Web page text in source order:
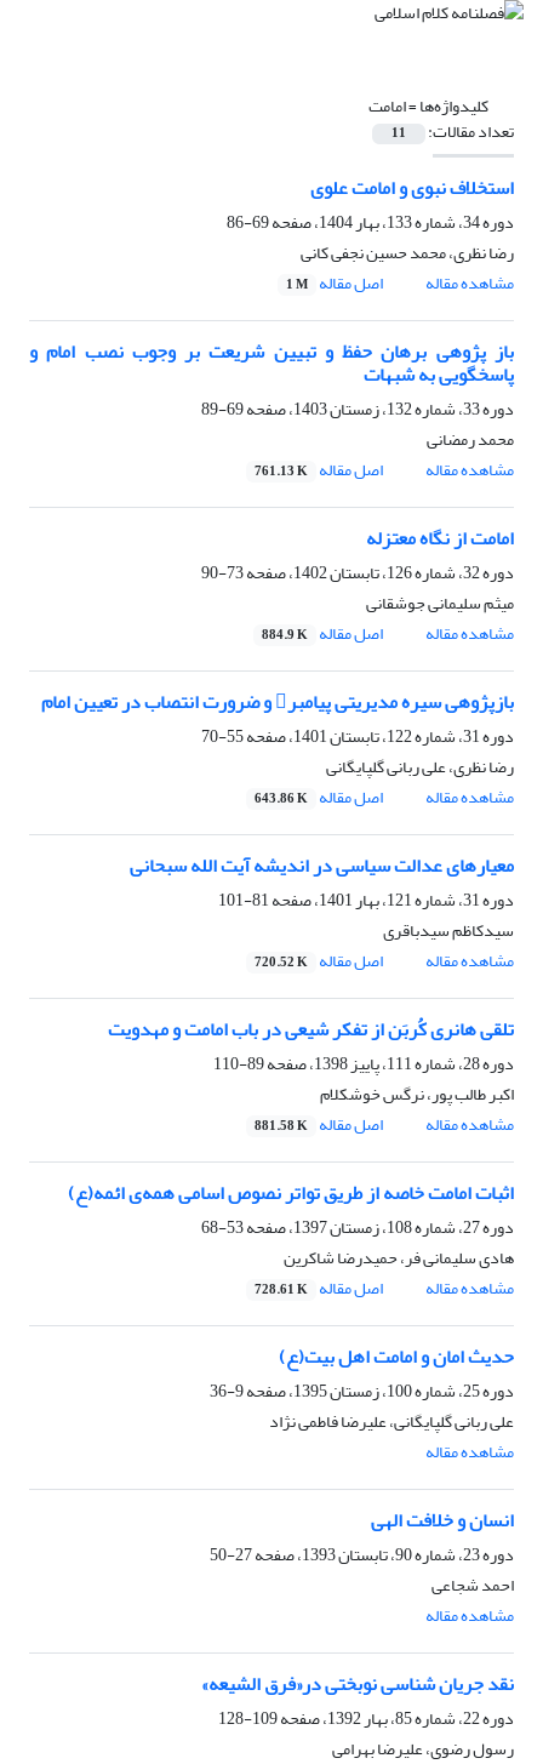
کلیدواژه‌ها =امامت
تعداد مقالات: 11
استخلاف نبوی و امامت علوی
دوره 34، شماره 133، بهار 1404، صفحه
69-86
رضا نظری، محمد حسین نجفی کانی
مشاهده مقاله
اصل مقاله 1 M
باز پژوهی برهان حفظ و تبیین شریعت بر وجوب نصب امام و
پاسخگویی به شبهات
دوره 33، شماره 132، زمستان 1403، صفحه
69-89
محمد رمضانی
مشاهده مقاله
اصل مقاله 761.13 K
امامت از نگاه معتزله
دوره 32، شماره 126، تابستان 1402، صفحه
73-90
میثم سلیمانی جوشقانی
مشاهده مقاله
اصل مقاله 884.9 K
بازپژوهی سیره مدیریتی پیامبر و ضرورت انتصاب در تعیین امام
دوره 31، شماره 122، تابستان 1401، صفحه
55-70
رضا نظری، علی ربانی گلپایگانی
مشاهده مقاله
اصل مقاله 643.86 K
معیارهای عدالت سیاسی در اندیشه آیت‎ الله سبحانی
دوره 31، شماره 121، بهار 1401، صفحه
81-101
سیدکاظم سیدباقری
مشاهده مقاله
اصل مقاله 720.52 K
تلقی هانری کُربَن از تفکر شیعی در باب امامت و مهدویت
دوره 28، شماره 111، پاییز 1398، صفحه
89-110
اکبر طالب پور، نرگس خوشکلام
مشاهده مقاله
اصل مقاله 881.58 K
اثبات امامت خاصه از طریق تواتر نصوص اسامی همه‌ی ائمه(ع)
دوره 27، شماره 108، زمستان 1397، صفحه
53-68
هادی سلیمانی فر، حمیدرضا شاکرین
مشاهده مقاله
اصل مقاله 728.61 K
حدیث امان و امامت اهل بیت(ع)
دوره 25، شماره 100، زمستان 1395، صفحه
9-36
علی ربانی گلپایگانی، علیرضا فاطمی نژاد
مشاهده مقاله
انسان و خلافت الهی
دوره 23، شماره 90، تابستان 1393، صفحه
27-50
احمد شجاعی
مشاهده مقاله
نقد جریان شناسی نوبختی در«فرق الشیعه»
دوره 22، شماره 85، بهار 1392، صفحه
109-128
رسول رضوی، علیرضا بهرامی